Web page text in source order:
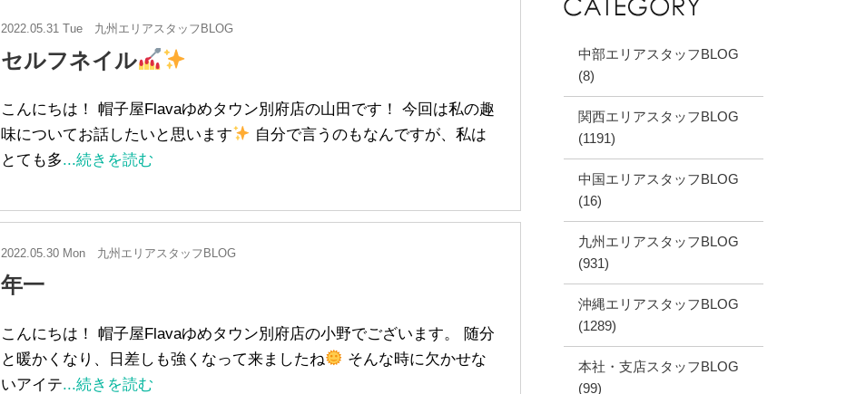
2022.05.31 Tue 九州エリアスタッフBLOG
セルフネイル
こんにちは！ 帽子屋Flavaゆめタウン別府店の山田です！ 今回は私の趣
味についてお話したいと思います
自分で言うのもなんですが、私は
とても多...続きを読む
2022.05.30 Mon 九州エリアスタッフBLOG
年一
こんにちは！ 帽子屋Flavaゆめタウン別府店の小野でございます。 随分
と暖かくなり、日差しも強くなって来ましたね
そんな時に欠かせな
いアイテ...続きを読む
中部エリアスタッフBLOG
(8)
関西エリアスタッフBLOG
(1191)
中国エリアスタッフBLOG
(16)
九州エリアスタッフBLOG
(931)
沖縄エリアスタッフBLOG
(1289)
本社・支店スタッフBLOG
(99)